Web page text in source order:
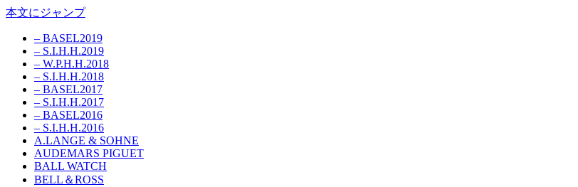
本文にジャンプ
– BASEL2019
– S.I.H.H.2019
– W.P.H.H.2018
– S.I.H.H.2018
– BASEL2017
– S.I.H.H.2017
– BASEL2016
– S.I.H.H.2016
A.LANGE & SOHNE
AUDEMARS PIGUET
BALL WATCH
BELL＆ROSS